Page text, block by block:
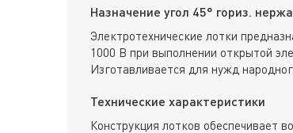
Назначение угол 45° гориз.
Электротехнические лотки
1000 В при выполнении открытой
Изготавливается для нужд
Технические характеристики
Конструкция лотков обеспечивает